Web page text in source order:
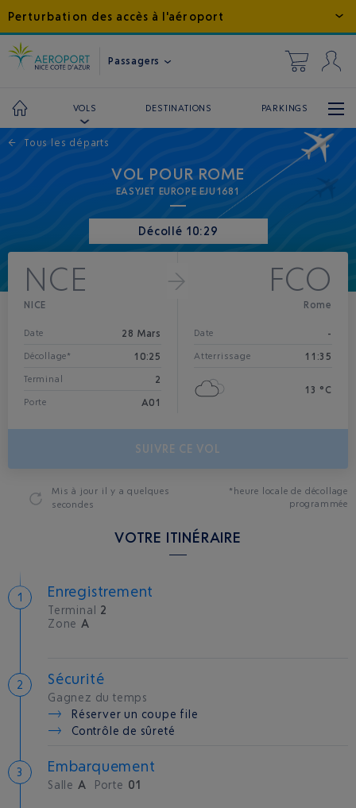
Perturbation des accès à l'aéroport
Passagers
VOLS DESTINATIONS PARKINGS
← Tous les départs
VOL POUR ROME
EASYJET EUROPE EJU1681
Décollé 10:29
NCE
NICE
Date 28 Mars
Décollage* 10:25
Terminal 2
Porte A01
FCO
Rome
Date -
Atterrissage 11:35
13 °C
SUIVRE CE VOL
Mis à jour il y a quelques
secondes
*heure locale de décollage
programmée
VOTRE ITINÉRAIRE
Enregistrement
Terminal 2
Zone A
Sécurité
Gagnez du temps
Réserver un coupe file
Contrôle de sûreté
Embarquement
Salle A Porte 01